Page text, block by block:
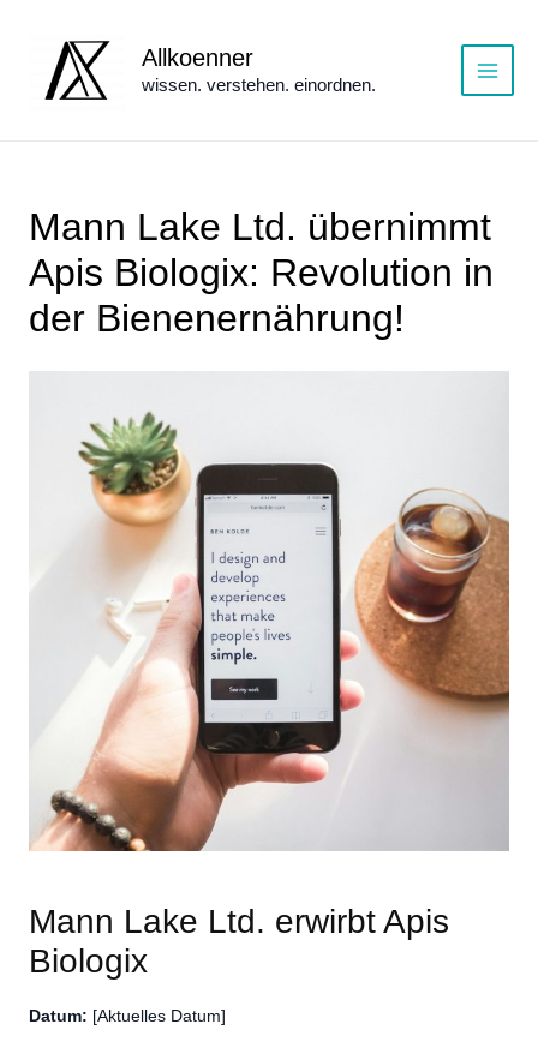
springen
Allkoenner
wissen. verstehen. einordnen.
Main
Mann Lake Ltd. übernimmt
Apis Biologix: Revolution in
der Bienenernährung!
Mann Lake Ltd. erwirbt Apis
Biologix
Datum: [Aktuelles Datum]